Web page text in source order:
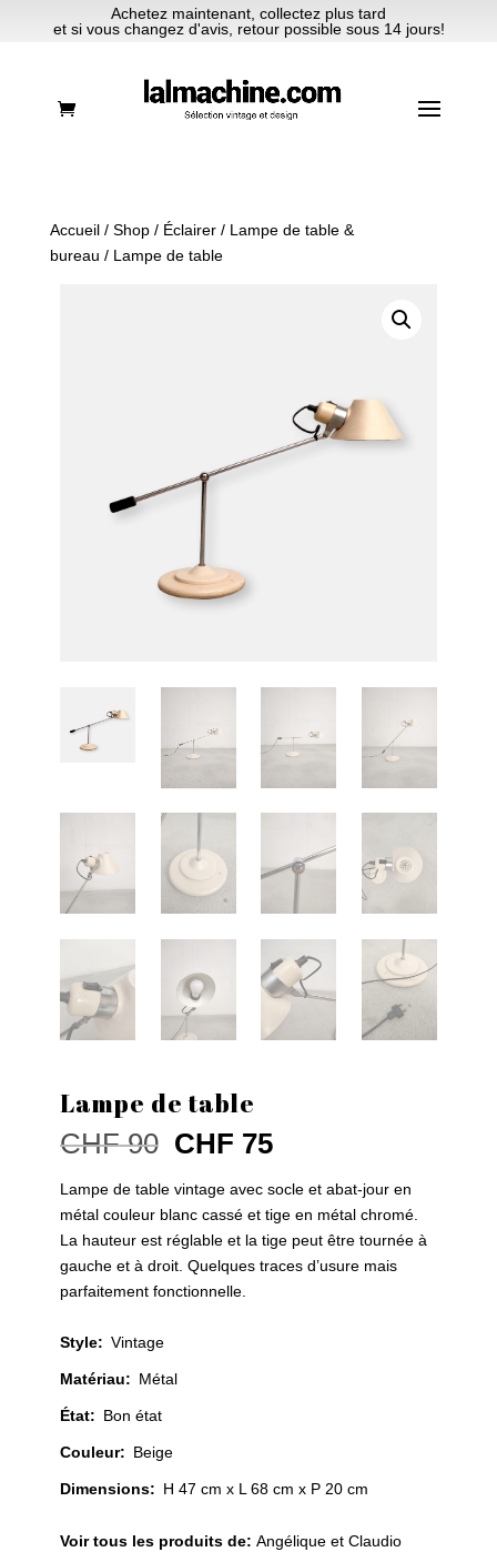
Achetez maintenant, collectez plus tard
et si vous changez d'avis, retour possible sous 14 jours!
Accueil/ Shop/ Éclairer/ Lampe de table &
bureau / Lampe de table
Lampe de table
CHF90 Le
initial
était :
CHF 90.
CHF 75Le
actuel
est :
CHF 75.
Lampe de table vintage avec socle et abat-jour en
métal couleur blanc cassé et tige en métal chromé.
La hauteur est réglable et la tige peut être tournée à
gauche et à droit. Quelques traces d’usure mais
parfaitement fonctionnelle.
Style: Vintage
Matériau: Métal
État: Bon état
Couleur: Beige
Dimensions: H 47 cm x L 68 cm x P 20 cm
Voir tous les produits de: Angélique et Claudio